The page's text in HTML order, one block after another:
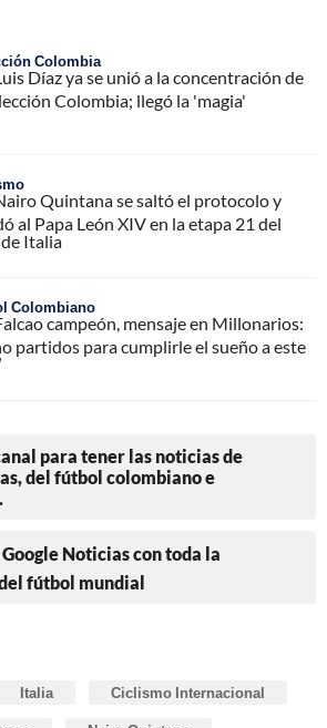
Colombia
Díaz ya se unió a la concentración de
Colombia; llegó la 'magia'
Quintana se saltó el protocolo y
al Papa León XIV en la etapa 21 del
Italia
Colombiano
campeón, mensaje en Millonarios:
partidos para cumplirle el sueño a este
para tener las noticias de
del fútbol colombiano e
Google Noticias con toda la
fútbol mundial
Italia Ciclismo Internacional